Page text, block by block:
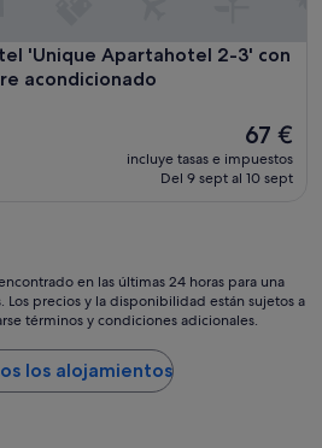
'Unique Apartahotel 2-3' con
acondicionado
Apartahotel 2-3' con vistas
El
precio
actual
67 €
incluye tasas e impuestos
Del 9 sept al 10 sept
en las últimas 24 horas para una
Los precios y la disponibilidad están sujetos a
términos y condiciones adicionales.
los alojamientos